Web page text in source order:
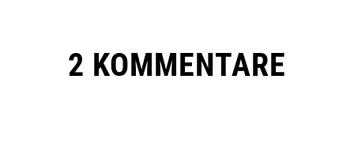
2 KOMMENTARE